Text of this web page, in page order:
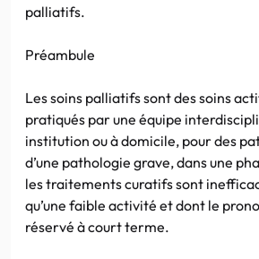
palliatifs.
Préambule
Les soins palliatifs sont des soins
pratiqués par une équipe
institution ou à domicile, pour des
d’une pathologie grave, dans une
les traitements curatifs sont
qu’une faible activité et dont le
réservé à court terme.